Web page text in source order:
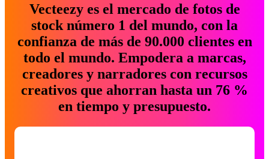
Vecteezy es el mercado de fotos de
stock número 1 del mundo, con la
confianza de más de 90.000 clientes en
todo el mundo. Empodera a marcas,
creadores y narradores con recursos
creativos que ahorran hasta un 76 %
en tiempo y presupuesto.